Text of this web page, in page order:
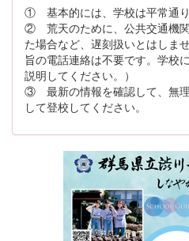
① 基本的には、学校は平常通り
② 荒天のために、公共交通機
た場合など、遅刻扱いとはしま
旨の電話連絡は不要です。学校
説明してください。）
③ 最新の情報を確認して、無
して登校してください。